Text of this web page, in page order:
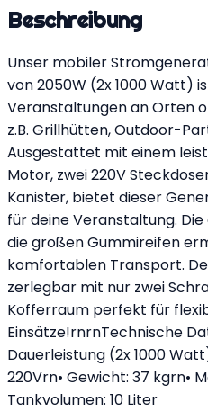
Beschreibung
Unser mobiler
von 2050W (2x 1000 Watt)
Veranstaltungen an Orten
z.B. Grillhütten, Outdoor-
Ausgestattet mit einem
Motor, zwei 220V
Kanister, bietet dieser
für deine Veranstaltung.
die großen Gummireifen
komfortablen Transport.
zerlegbar mit nur zwei
Kofferraum perfekt für
Einsätze!rnrnTechnische
Dauerleistung (2x 1000
220Vrn• Gewicht: 37 kgrn•
Tankvolumen: 10 Liter